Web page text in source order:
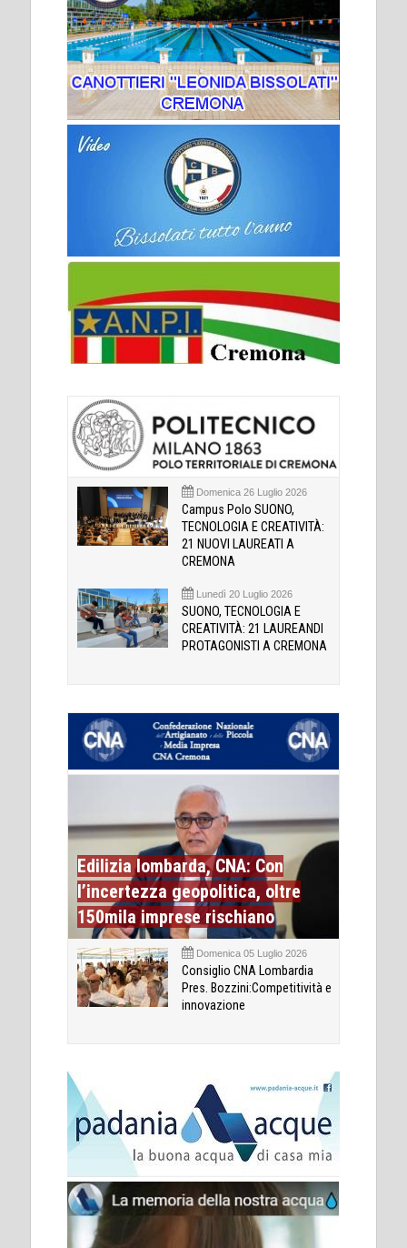
Domenica 26 Luglio 2026
Campus Polo SUONO,
TECNOLOGIA E CREATIVITÀ:
21 NUOVI LAUREATI A
CREMONA
Lunedì 20 Luglio 2026
SUONO, TECNOLOGIA E
CREATIVITÀ: 21 LAUREANDI
PROTAGONISTI A CREMONA
Edilizia lombarda, CNA: Con
l’incertezza geopolitica, oltre
150mila imprese rischiano
Domenica 05 Luglio 2026
Consiglio CNA Lombardia
Pres. Bozzini:Competitività e
innovazione